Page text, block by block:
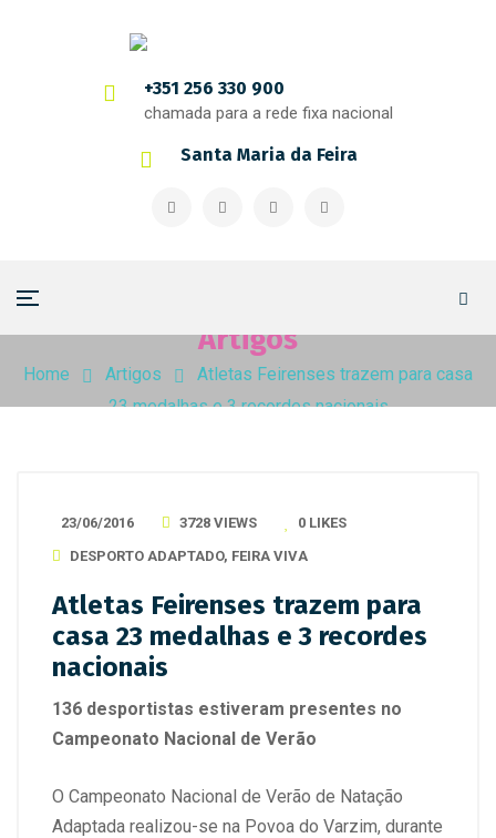
+351 256 330 900
chamada para a rede fixa nacional
Santa Maria da Feira
Artigos
Home Artigos
Atletas Feirenses trazem para casa
23 medalhas e 3 recordes nacionais
23/06/2016 3728 VIEWS 0 LIKES
DESPORTO ADAPTADO, FEIRA VIVA
Atletas Feirenses trazem para
casa 23 medalhas e 3 recordes
nacionais
136 desportistas estiveram presentes no
Campeonato Nacional de Verão
O Campeonato Nacional de Verão de Natação
Adaptada realizou-se na Povoa do Varzim, durante